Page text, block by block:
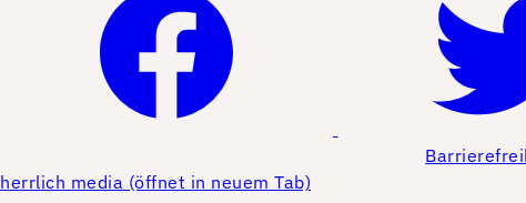
herrlich media (öffnet in neuem Tab)